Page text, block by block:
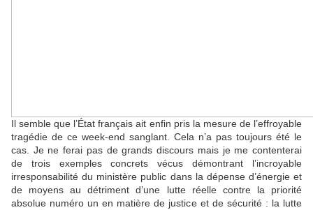
Il semble que l’État français ait enfin pris la mesure de l’effroyable
tragédie de ce week-end sanglant. Cela n’a pas toujours été le
cas. Je ne ferai pas de grands discours mais je me contenterai
de trois exemples concrets vécus démontrant l’incroyable
irresponsabilité du ministère public dans la dépense d’énergie et
de moyens au détriment d’une lutte réelle contre la priorité
absolue numéro un en matière de justice et de sécurité : la lutte